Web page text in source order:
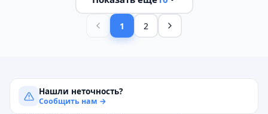
1 2
Нашли неточность?
Сообщить нам →